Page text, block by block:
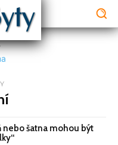
nebo šatna mohou být